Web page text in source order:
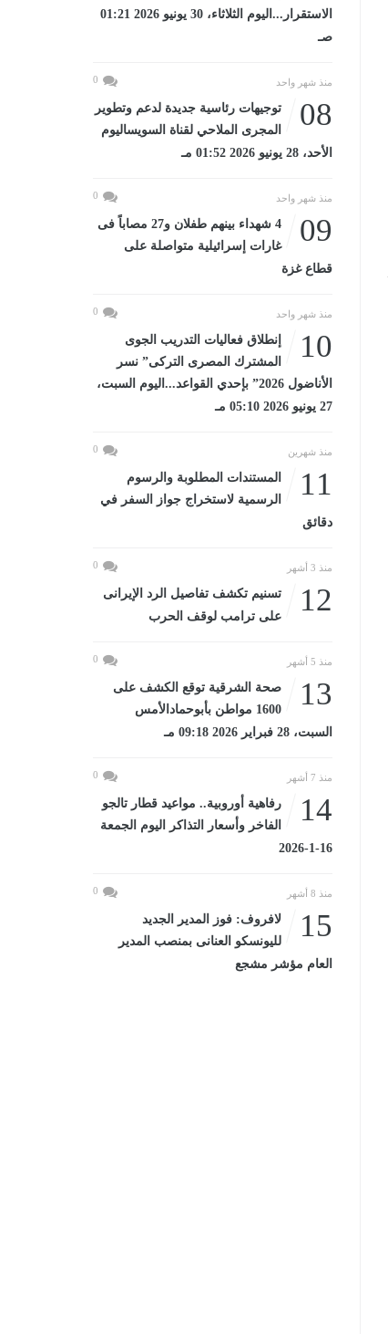
الاستقرار...اليوم الثلاثاء، 30 يونيو 2026 01:21
صـ
منذ شهر واحد 0
08
توجيهات رئاسية جديدة لدعم وتطوير
المجرى الملاحي لقناة السويساليوم
الأحد، 28 يونيو 2026 01:52 مـ
منذ شهر واحد 0
09
4 شهداء بينهم طفلان و27 مصاباً فى
غارات إسرائيلية متواصلة على
قطاع غزة
منذ شهر واحد 0
10
إنطلاق فعاليات التدريب الجوى
المشترك المصرى التركى” نسر
الأناضول 2026” بإحدي القواعد...اليوم السبت،
27 يونيو 2026 05:10 مـ
منذ شهرين 0
11
المستندات المطلوبة والرسوم
الرسمية لاستخراج جواز السفر في
دقائق
منذ 3 أشهر 0
12
تسنيم تكشف تفاصيل الرد الإيرانى
على ترامب لوقف الحرب
منذ 5 أشهر 0
13
صحة الشرقية توقع الكشف على
1600 مواطن بأبوحمادالأمس
السبت، 28 فبراير 2026 09:18 مـ
منذ 7 أشهر 0
14
رفاهية أوروبية.. مواعيد قطار تالجو
الفاخر وأسعار التذاكر اليوم الجمعة
16-1-2026
منذ 8 أشهر 0
15
لافروف: فوز المدير الجديد
لليونسكو العنانى بمنصب المدير
العام مؤشر مشجع